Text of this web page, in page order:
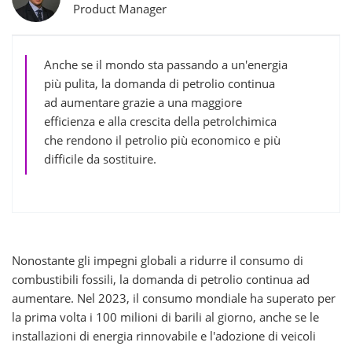
Product Manager
Anche se il mondo sta passando a un'energia
più pulita, la domanda di petrolio continua
ad aumentare grazie a una maggiore
efficienza e alla crescita della petrolchimica
che rendono il petrolio più economico e più
difficile da sostituire.
Nonostante gli impegni globali a ridurre il consumo di
combustibili fossili, la domanda di petrolio continua ad
aumentare. Nel 2023, il consumo mondiale ha superato per
la prima volta i 100 milioni di barili al giorno, anche se le
installazioni di energia rinnovabile e l'adozione di veicoli